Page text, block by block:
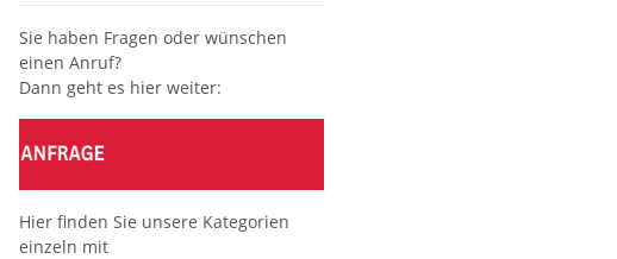
Sie haben Fragen oder wünschen
einen Anruf?
Dann geht es hier weiter:
Hier finden Sie unsere Kategorien
einzeln mit